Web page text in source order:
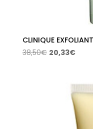
CLINIQUE
38,50€ El
38,50€.
20,33€El
es: